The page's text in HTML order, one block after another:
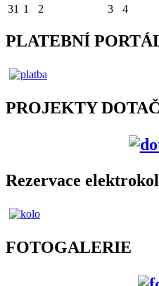
31 1 2 3 4
PLATEBNÍ
PROJEKTY
Rezervace
FOTOGALERIE